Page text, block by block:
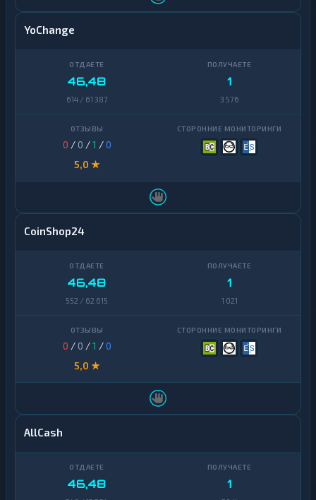
YoChange
46,48
614 / 61 387
1
3 576
0 / 0 /1 /0
5,0 ★
CoinShop24
46,48
552 / 62 615
1
1 021
0 / 0 /1 /0
5,0 ★
AllCash
46,48 1